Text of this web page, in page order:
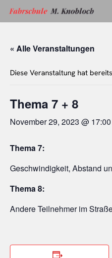
springen
« Alle Veranstaltungen
Diese Veranstaltung hat
Thema 7 + 8
November 29, 2023 @ 17:00
Thema 7:
Geschwindigkeit, Abstand
Thema 8:
Andere Teilnehmer im